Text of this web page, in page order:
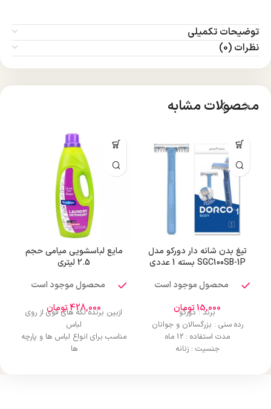
توضیحات تکمیلی
نظرات (0)
محصولات مشابه
تیغ بدن شانه دار دورکو مدل
SGC100SB-1P بسته 1 عددی
محصول موجود است
15,000تومان
برند : دورکو
رده سنی : بزرگسالان و جوانان
مدت استفاده : 12 ماه
جنسیت : زنانه
مایع لباسشویی میامی حجم
2.5 لیتری
محصول موجود است
428,000تومان
ازبین برنده لکه های قوی از روی
لباس
مناسب برای انواع لباس ها و پارچه
ها